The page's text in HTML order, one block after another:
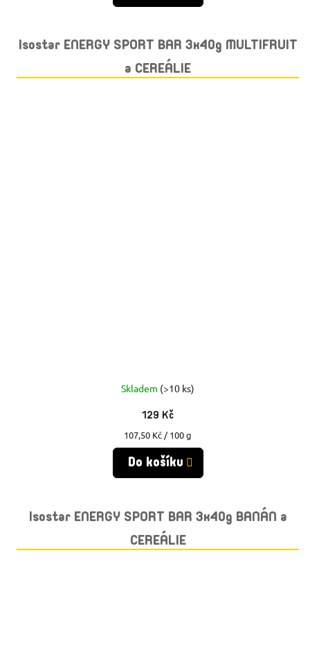
Isostar ENERGY SPORT BAR 3x40g MULTIFRUIT
a CEREÁLIE
Skladem (>10 ks)
129 Kč
Měrná
cena:
107,50 Kč / 100 g
Do košíku
Isostar ENERGY SPORT BAR 3x40g BANÁN a
CEREÁLIE